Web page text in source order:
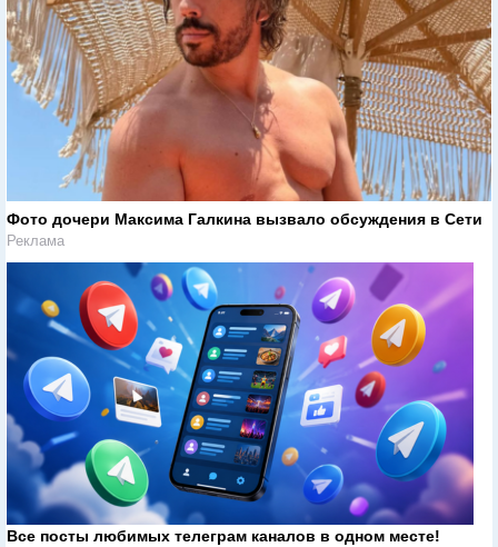
Фото дочери Максима Галкина вызвало обсуждения в Сети
Реклама
Все посты любимых телеграм каналов в одном месте!